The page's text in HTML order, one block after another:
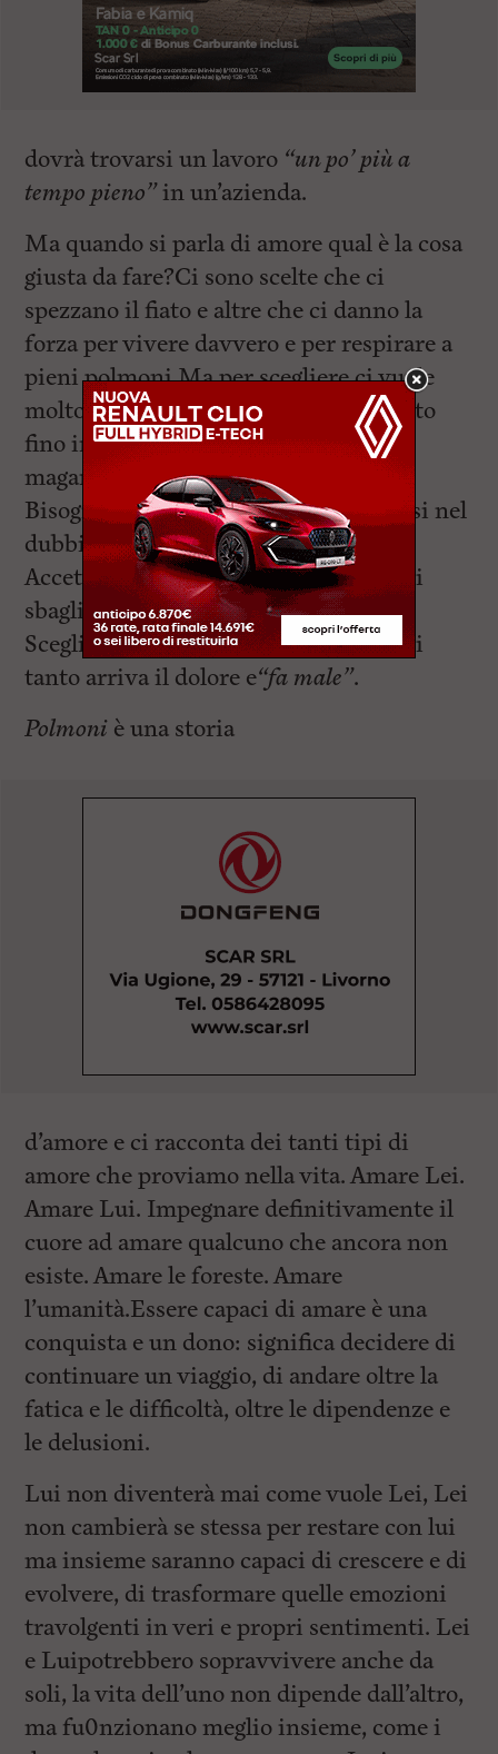
dovrà trovarsi un lavoro “un po’ più a
tempo pieno”in un’azienda.
Ma quando si parla di amore qual è la cosa
giusta da fare?Ci sono scelte che ci
spezzano il fiato e altre che ci danno la
forza per vivere davvero e per respirare a
pieni polmoni.Ma per scegliere ci vuole
molto coraggio. Il coraggio di dirsi tutto
fino in fondo. Il coraggio di provare e
magari sbagliare e forse ricominciare.
Bisogna avere la forza di non chiudersi nel
dubbio che immobilizza e nel dolore.
Accettare di essere fragili. Accettare di
sbagliare. Scegliere di essere se stessi.
Scegliere di essere felici, anche se ogni
tanto arriva il dolore e“fa male”.
Polmoni è una storia
d’amore e ci racconta dei tanti tipi di
amore che proviamo nella vita. Amare Lei.
Amare Lui. Impegnare definitivamente il
cuore ad amare qualcuno che ancora non
esiste. Amare le foreste. Amare
l’umanità.Essere capaci di amare è una
conquista e un dono: significa decidere di
continuare un viaggio, di andare oltre la
fatica e le difficoltà, oltre le dipendenze e
le delusioni.
Lui non diventerà mai come vuole Lei, Lei
non cambierà se stessa per restare con lui
ma insieme saranno capaci di crescere e di
evolvere, di trasformare quelle emozioni
travolgenti in veri e propri sentimenti. Lei
e Luipotrebbero sopravvivere anche da
soli, la vita dell’uno non dipende dall’altro,
ma fu0nzionano meglio insieme, come i